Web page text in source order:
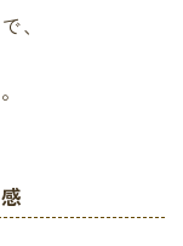
、